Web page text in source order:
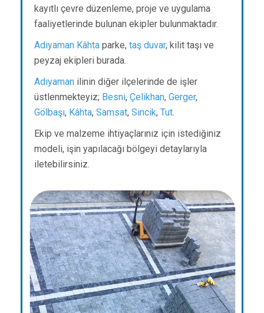
kayıtlı çevre düzenleme, proje ve uygulama
faaliyetlerinde bulunan ekipler bulunmaktadır.
Adıyaman Kâhta parke, taş duvar, kilit taşı ve
peyzaj ekipleri burada.
Adıyaman ilinin diğer ilçelerinde de işler
üstlenmekteyiz; Besni, Çelikhan, Gerger,
Gölbaşı, Kâhta, Samsat, Sincik, Tut.
Ekip ve malzeme ihtiyaçlarınız için istediğiniz
modeli, işin yapılacağı bölgeyi detaylarıyla
iletebilirsiniz.